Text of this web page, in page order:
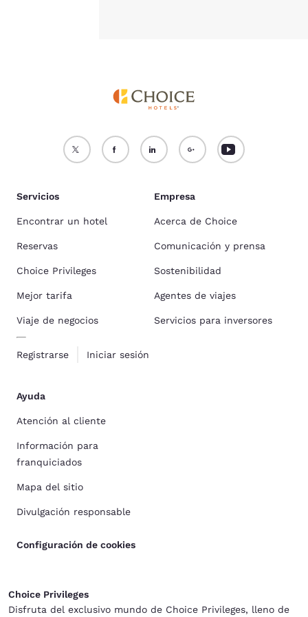
Servicios
Encontrar un hotel
Reservas
Choice Privileges
Mejor tarifa
Viaje de negocios
Registrarse Iniciar sesión
Empresa
Acerca de Choice
Comunicación y prensa
Sostenibilidad
Agentes de viajes
Servicios para inversores
Ayuda
Atención al cliente
Información para
franquiciados
Mapa del sitio
Divulgación responsable
Configuración de cookies
Choice Privileges
Disfruta del exclusivo mundo de Choice Privileges, lleno de